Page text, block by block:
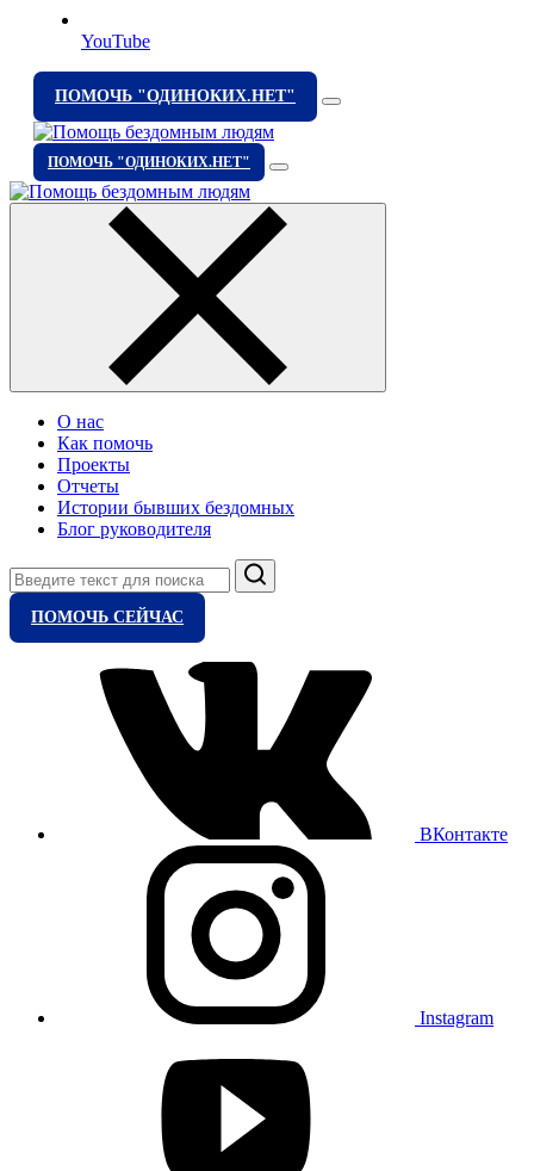
YouTube
ПОМОЧЬ "ОДИНОКИХ.НЕТ"
ПОМОЧЬ "ОДИНОКИХ.НЕТ"
О нас
Как помочь
Проекты
Отчеты
Истории бывших бездомных
Блог руководителя
Поиск
ПОМОЧЬ СЕЙЧАС
ВКонтакте
Instagram